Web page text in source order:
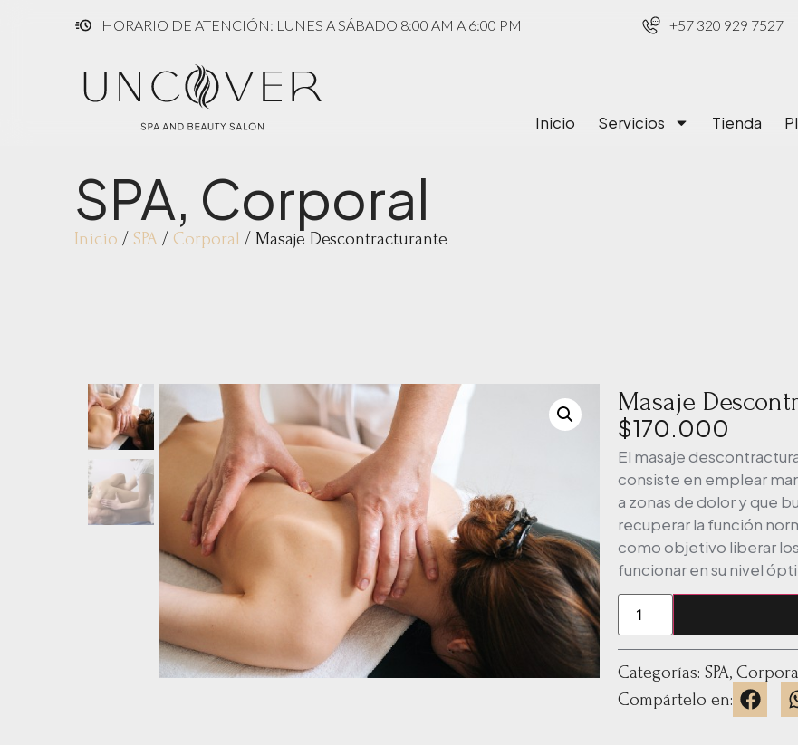
HORARIO DE ATENCIÓN: LUNES A SÁBADO 8:00 AM A 6:00 PM +57 320 929 7527
Inicio Servicios Tienda
SPA, Corporal
Inicio / SPA / Corporal / Masaje Descontracturante
Masaje
$170.000
El masaje
consiste en emplear
a zonas de dolor y que
recuperar la función
como objetivo liberar los
funcionar en su nivel
Categorías: SPA,
Compártelo en: